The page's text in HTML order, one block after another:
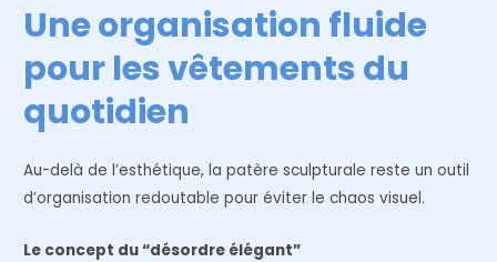
Une organisation fluide
pour les vêtements du
quotidien
Au-delà de l’esthétique, la patère sculpturale reste un outil
d’organisation redoutable pour éviter le chaos visuel.
Le concept du “désordre élégant”